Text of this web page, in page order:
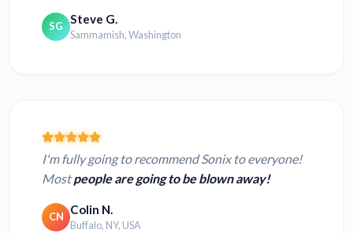
SG Steve G.
Sammamish, Washington
I'm fully going to recommend Sonix to everyone!
Mostpeople are going to be blown away!
CN Colin N.
Buffalo, NY, USA